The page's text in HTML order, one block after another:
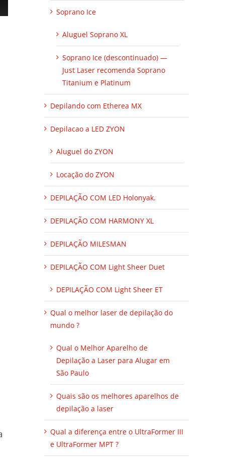
Soprano Ice
Aluguel Soprano XL
Soprano Ice (descontinuado) —
Just Laser recomenda Soprano
Titanium e Platinum
Depilando com Etherea MX
Depilacao a LED ZYON
Aluguel do ZYON
Locação do ZYON
DEPILAÇÃO COM LED Holonyak.
DEPILAÇÃO COM HARMONY XL
DEPILAÇÃO MILESMAN
DEPILAÇÃO COM Light Sheer Duet
DEPILAÇÃO COM Light Sheer ET
Qual o melhor laser de depilação do
mundo ?
Qual o Melhor Aparelho de
Depilação a Laser para Alugar em
São Paulo
Quais são os melhores aparelhos de
depilação a laser
Qual a diferença entre o UltraFormer III
e UltraFormer MPT ?